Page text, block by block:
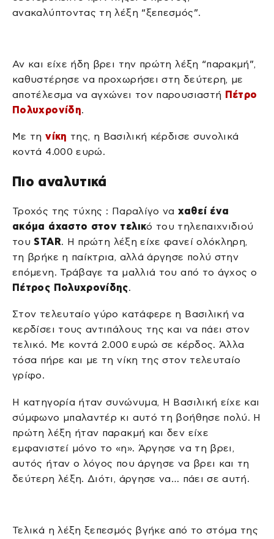
ανακαλύπτοντας τη λέξη “ξεπεσμός”.
Αν και είχε ήδη βρει την πρώτη λέξη “παρακμή”,
καθυστέρησε να προχωρήσει στη δεύτερη, με
αποτέλεσμα να αγχώνει τον παρουσιαστή Πέτρο
Πολυχρονίδη.
Με τηνίκη της, η Βασιλική κέρδισε συνολικά
κοντά 4.000 ευρώ.
Πιο αναλυτικά
Τροχός της τύχης : Παραλίγο ναχαθεί ένα
ακόμα άχαστο στον τελικό του τηλεπαιχνιδιού
τουSTAR. Η πρώτη λέξη είχε φανεί ολόκληρη,
τη βρήκε η παίκτρια, αλλά άργησε πολύ στην
επόμενη. Τράβαγε τα μαλλιά του από το άγχος ο
Πέτρος Πολυχρονίδης.
Στον τελευταίο γύρο κατάφερε η Βασιλική να
κερδίσει τους αντιπάλους της και να πάει στον
τελικό. Με κοντά 2.000 ευρώ σε κέρδος. Άλλα
τόσα πήρε και με τη νίκη της στον τελευταίο
γρίφο.
Η κατηγορία ήταν συνώνυμα, Η Βασιλική είχε και
σύμφωνο μπαλαντέρ κι αυτό τη βοήθησε πολύ. Η
πρώτη λέξη ήταν παρακμή και δεν είχε
εμφανιστεί μόνο το «η». Άργησε να τη βρει,
αυτός ήταν ο λόγος που άργησε να βρει και τη
δεύτερη λέξη. Διότι, άργησε να… πάει σε αυτή.
Τελικά η λέξη ξεπεσμός βγήκε από το στόμα της